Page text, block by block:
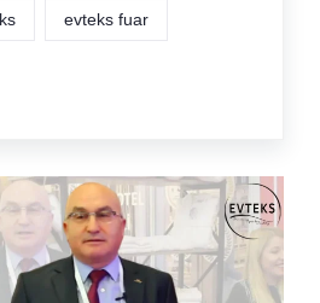
evteks fuar